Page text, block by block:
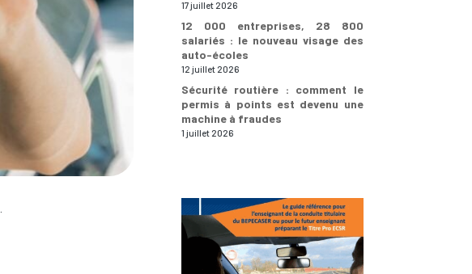
17 juillet 2026
12 000 entreprises, 28 800
salariés : le nouveau visage des
auto-écoles
12 juillet 2026
Sécurité routière : comment le
permis à points est devenu une
machine à fraudes
1 juillet 2026